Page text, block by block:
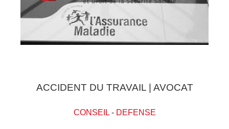
ACCIDENT DU TRAVAIL | AVOCAT
CONSEIL- DEFENSE